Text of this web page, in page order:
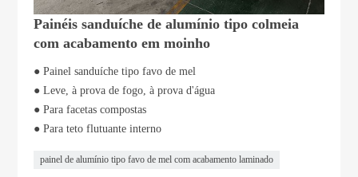
Painéis sanduíche de alumínio tipo colmeia
com acabamento em moinho
● Painel sanduíche tipo favo de mel
● Leve, à prova de fogo, à prova d'água
● Para facetas compostas
● Para teto flutuante interno
painel de alumínio tipo favo de mel com acabamento laminado